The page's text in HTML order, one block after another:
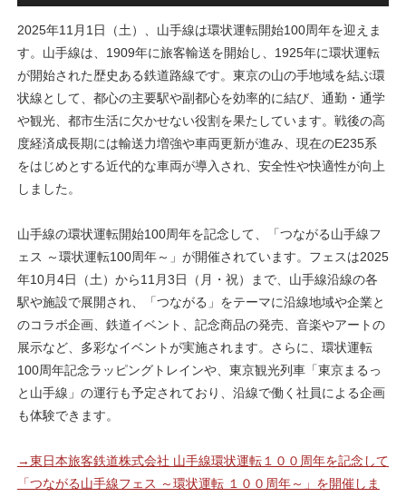
2025年11月1日（土）、山手線は環状運転開始100周年を迎えま
す。山手線は、1909年に旅客輸送を開始し、1925年に環状運転
が開始された歴史ある鉄道路線です。東京の山の手地域を結ぶ環
状線として、都心の主要駅や副都心を効率的に結び、通勤・通学
や観光、都市生活に欠かせない役割を果たしています。戦後の高
度経済成長期には輸送力増強や車両更新が進み、現在のE235系
をはじめとする近代的な車両が導入され、安全性や快適性が向上
しました。
山手線の環状運転開始100周年を記念して、「つながる山手線フ
ェス ～環状運転100周年～」が開催されています。フェスは2025
年10月4日（土）から11月3日（月・祝）まで、山手線沿線の各
駅や施設で展開され、「つながる」をテーマに沿線地域や企業と
のコラボ企画、鉄道イベント、記念商品の発売、音楽やアートの
展示など、多彩なイベントが実施されます。さらに、環状運転
100周年記念ラッピングトレインや、東京観光列車「東京まるっ
と山手線」の運行も予定されており、沿線で働く社員による企画
も体験できます。
→東日本旅客鉄道株式会社 山手線環状運転１００周年を記念して
「つながる山手線フェス ～環状運転 １００周年～」を開催しま